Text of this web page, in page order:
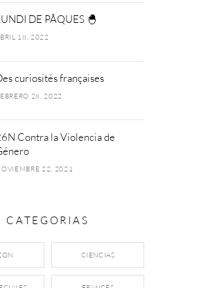
DE PÂQUES 🐣
18, 2022
curiosités françaises
28, 2022
Contra la Violencia de
22, 2021
CATEGORIAS
CIENCIAS